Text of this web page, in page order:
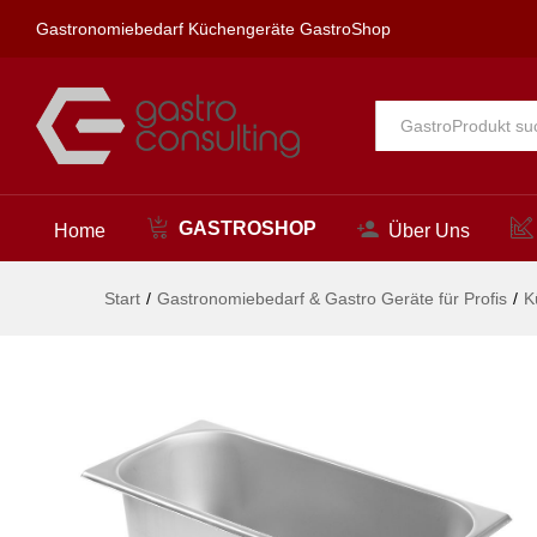
Gastronomiebedarf Küchengeräte GastroShop
Alle
Home GASTROSHOP Über Uns
Start / Gastronomiebedarf & Gastro Geräte für Profis /
Beschreibung